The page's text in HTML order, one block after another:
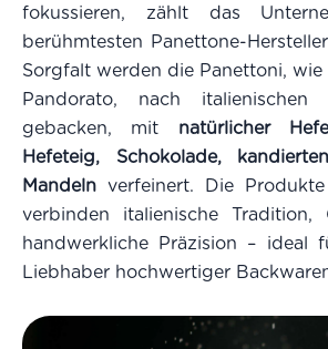
fokussieren, zählt das
berühmtesten Panettone-
Sorgfalt werden die Panettoni, wie
Pandorato, nach italienischen
gebacken, mit natürlicher
Hefeteig, Schokolade,
Mandeln verfeinert. Die
verbinden italienische Tradition,
handwerkliche Präzision – ideal
Liebhaber hochwertiger